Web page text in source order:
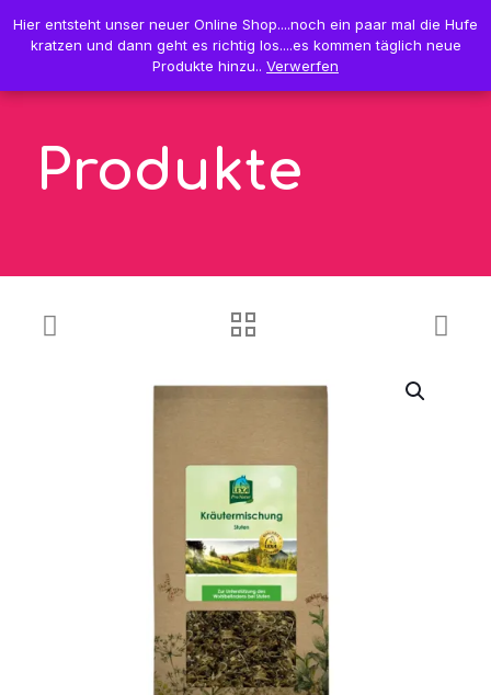
0 0,00 €
Produkte
Hier entsteht unser neuer Online Shop....noch ein paar mal die Hufe
kratzen und dann geht es richtig los....es kommen täglich neue
Produkte hinzu.. Verwerfen
Hier entsteht unser neuer Online Shop....noch ein paar mal die Hufe
kratzen und dann geht es richtig los....es kommen täglich neue
Produkte hinzu.. Verwerfen